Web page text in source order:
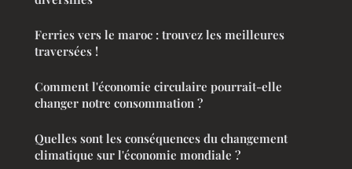
Ferries vers le maroc : trouvez les meilleures
traversées !
Comment l'économie circulaire pourrait-elle
changer notre consommation ?
Quelles sont les conséquences du changement
climatique sur l'économie mondiale ?